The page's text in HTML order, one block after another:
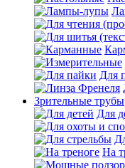
Для
Зрительные трубы
Для
На